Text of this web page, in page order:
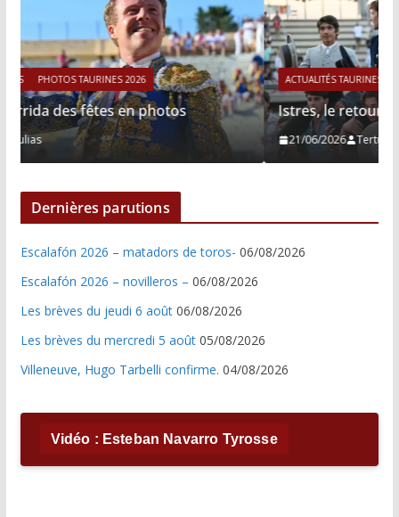
ACTUALITÉS TAURINES PHOTOS TAURINES 2026
Istres, le retour de Cesar Rincon en photos
21/06/2026
Dernières parutions
Escalafón 2026 – matadors de toros- 06/08/2026
Escalafón 2026 – novilleros – 06/08/2026
Les brèves du jeudi 6 août 06/08/2026
Les brèves du mercredi 5 août 05/08/2026
Villeneuve, Hugo Tarbelli confirme. 04/08/2026
Vidéo : Esteban Navarro Tyrosse